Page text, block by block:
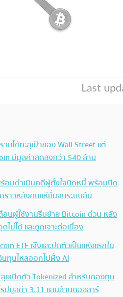
ายได้ทะลุเป้าของ Wall Street แต่
มีมูลค่าลดลงกว่า 540 ล้าน
ร้อมดำเนินคดีผู้ตั้งใจบิดหนี้ พร้อมปิด
ราวหลังคนแห่ยื่นจนระบบล้น
อนผู้ใช้งานรีบย้าย Bitcoin ด่วน หลัง
ไม่ได้ และถูกเจาะต่อเนื่อง
ETF เจ๊งและปิดตัวเป็นแห่งแรกใน
นทุนไหลออกไปฝั่ง AI
ยเปิดตัว Tokenized สำหรับกองทุน
ปมูลค่า 3.11 แสนล้านดอลลาร์